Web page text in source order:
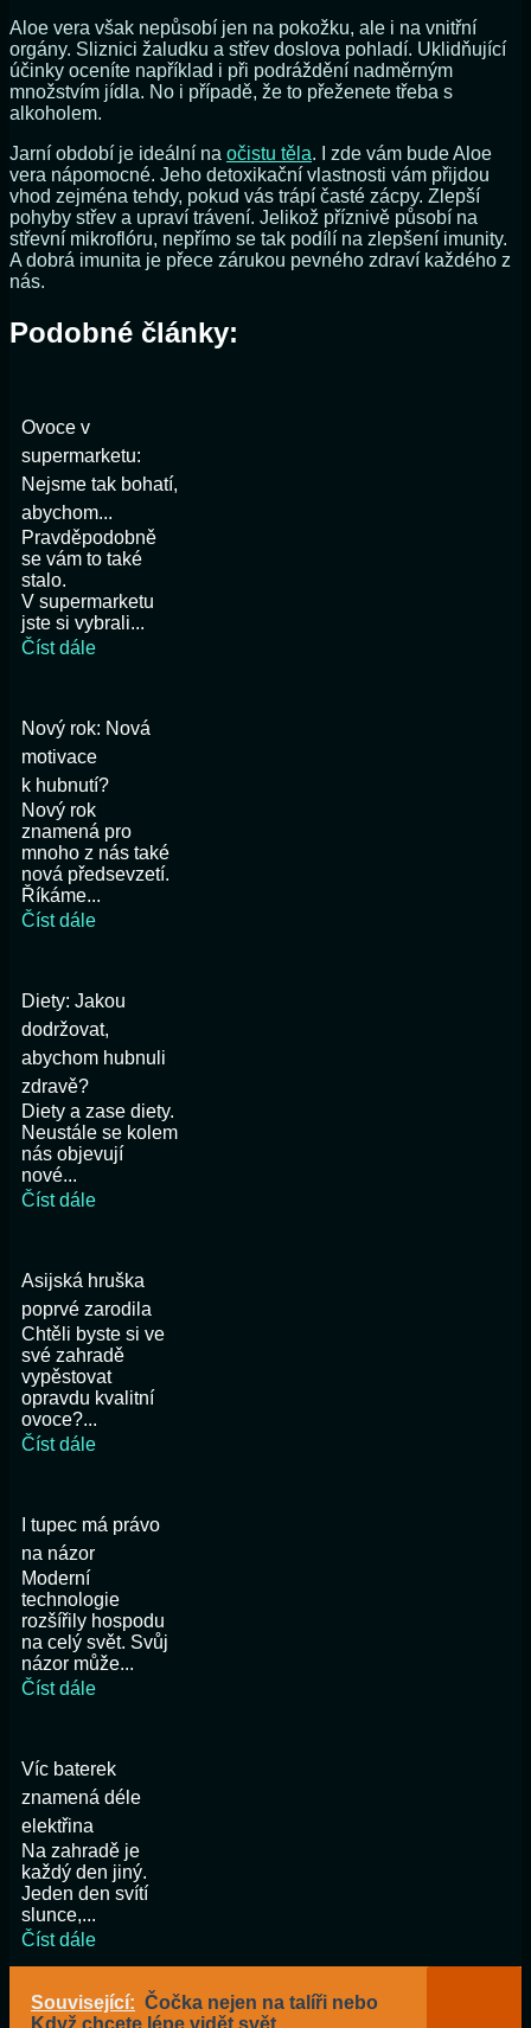
Aloe vera však nepůsobí jen na pokožku, ale i na vnitřní
orgány. Sliznici žaludku a střev doslova pohladí. Uklidňující
účinky oceníte například i při podráždění nadměrným
množstvím jídla. No i případě, že to přeženete třeba s
alkoholem.
Jarní období je ideální na očistu těla. I zde vám bude Aloe
vera nápomocné. Jeho detoxikační vlastnosti vám přijdou
vhod zejména tehdy, pokud vás trápí časté zácpy. Zlepší
pohyby střev a upraví trávení. Jelikož příznivě působí na
střevní mikroflóru, nepřímo se tak podílí na zlepšení imunity.
A dobrá imunita je přece zárukou pevného zdraví každého z
nás.
Podobné články:
Ovoce v
supermarketu:
Nejsme tak bohatí,
abychom...
Pravděpodobně
se vám to také
stalo.
V supermarketu
jste si vybrali...
Číst dále
Nový rok: Nová
motivace
k hubnutí?
Nový rok
znamená pro
mnoho z nás také
nová předsevzetí.
Říkáme...
Číst dále
Diety: Jakou
dodržovat,
abychom hubnuli
zdravě?
Diety a zase diety.
Neustále se kolem
nás objevují
nové...
Číst dále
Asijská hruška
poprvé zarodila
Chtěli byste si ve
své zahradě
vypěstovat
opravdu kvalitní
ovoce?...
Číst dále
I tupec má právo
na názor
Moderní
technologie
rozšířily hospodu
na celý svět. Svůj
názor může...
Číst dále
Víc baterek
znamená déle
elektřina
Na zahradě je
každý den jiný.
Jeden den svítí
slunce,...
Číst dále
Související: Čočka nejen na talíři nebo